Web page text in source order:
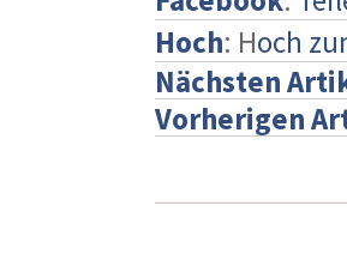
Hoch: Hoch
Nächsten
Vorherigen